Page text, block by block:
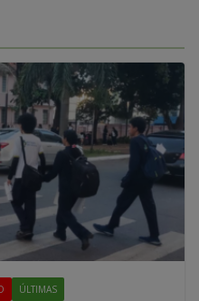
ÚLTIMAS